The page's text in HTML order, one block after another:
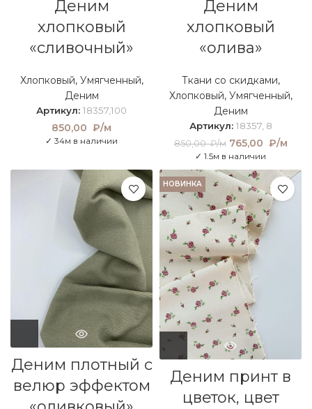
Деним
хлопковый
«сливочный»
Хлопковый, Умягченный,
Деним
Артикул: 18357,100
850,00 ₽/м
✓ 34м в наличии
Деним
хлопковый
«олива»
Ткани со скидками,
Хлопковый, Умягченный,
Деним
Артикул: 18357, 8
850,00₽/м Первоначальная
цена составляла
850,00 ₽/м.
765,00 ₽/м
✓ 1.5м в наличии
Деним плотный с
велюр эффектом
НОВИНКА
Деним принт в
цветок, цвет